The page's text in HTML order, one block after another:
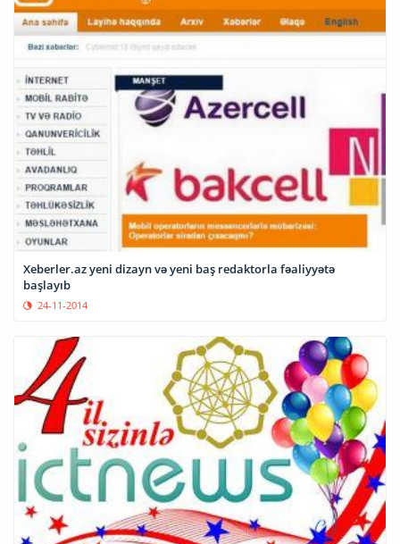
Xeberler.az yeni dizayn və yeni baş redaktorla fəaliyyətə
başlayıb
24-11-2014